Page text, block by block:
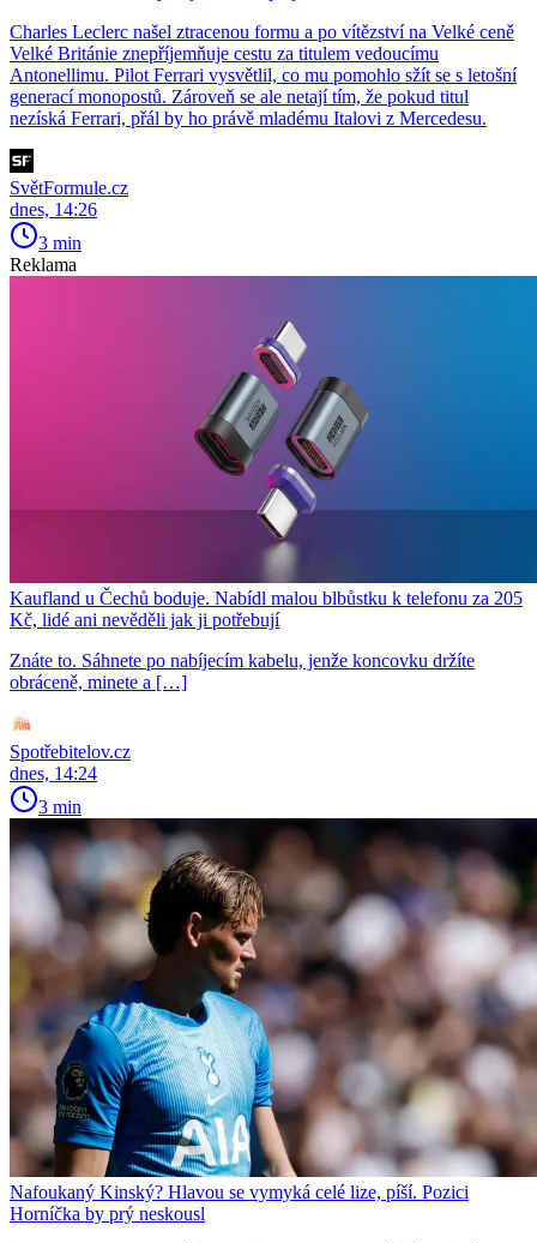
Charles Leclerc našel ztracenou formu a po vítězství na Velké ceně
Velké Británie znepříjemňuje cestu za titulem vedoucímu
Antonellimu. Pilot Ferrari vysvětlil, co mu pomohlo sžít se s letošní
generací monopostů. Zároveň se ale netají tím, že pokud titul
nezíská Ferrari, přál by ho právě mladému Italovi z Mercedesu.
SvětFormule.cz
dnes, 14:26
3 min
Reklama
Kaufland u Čechů boduje. Nabídl malou blbůstku k telefonu za 205
Kč, lidé ani nevěděli jak ji potřebují
Znáte to. Sáhnete po nabíjecím kabelu, jenže koncovku držíte
obráceně, minete a […]
Spotřebitelov.cz
dnes, 14:24
3 min
Nafoukaný Kinský? Hlavou se vymyká celé lize, píší. Pozici
Horníčka by prý neskousl